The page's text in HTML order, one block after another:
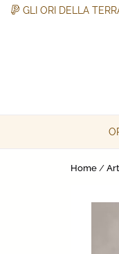
GLI ORI DELLA
Home /